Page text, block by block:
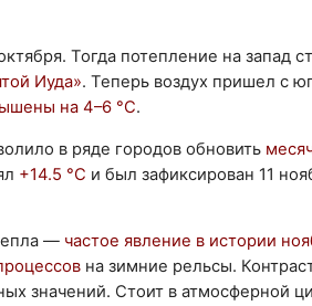
Тогда потепление на запад
Иуда». Теперь воздух пришел с
на 4–6 °С.
в ряде городов обновить
+14.5 °С и был зафиксирован 11
― частое явление в истории
на зимние рельсы.
значений. Стоит в атмосферной